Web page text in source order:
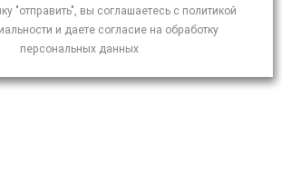
"отправить", вы соглашаетесь с политикой
и даете согласие на обработку
персональных данных